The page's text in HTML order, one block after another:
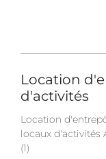
Location
d'activités
Location
locaux d'activités
(1)